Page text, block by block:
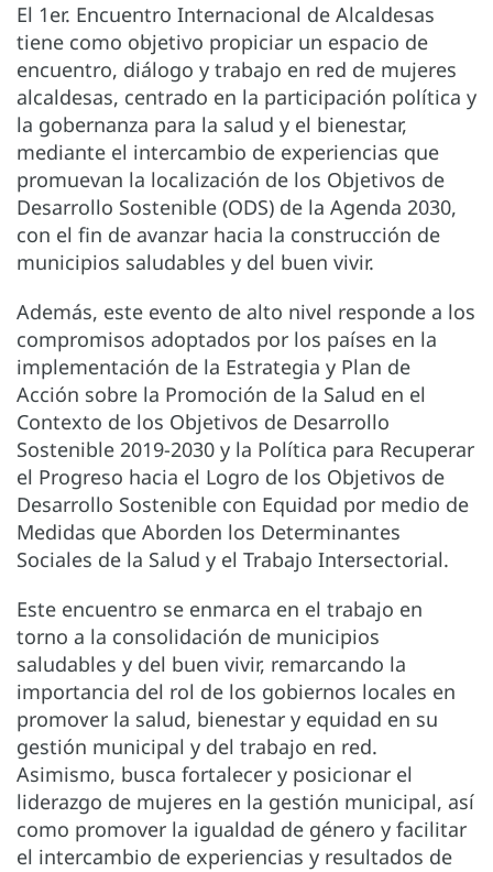
El 1er. Encuentro Internacional de Alcaldesas
tiene como objetivo propiciar un espacio de
encuentro, diálogo y trabajo en red de mujeres
alcaldesas, centrado en la participación política y
la gobernanza para la salud y el bienestar,
mediante el intercambio de experiencias que
promuevan la localización de los Objetivos de
Desarrollo Sostenible (ODS) de la Agenda 2030,
con el fin de avanzar hacia la construcción de
municipios saludables y del buen vivir.
Además, este evento de alto nivel responde a los
compromisos adoptados por los países en la
implementación de la Estrategia y Plan de
Acción sobre la Promoción de la Salud en el
Contexto de los Objetivos de Desarrollo
Sostenible 2019-2030 y la Política para Recuperar
el Progreso hacia el Logro de los Objetivos de
Desarrollo Sostenible con Equidad por medio de
Medidas que Aborden los Determinantes
Sociales de la Salud y el Trabajo Intersectorial.
Este encuentro se enmarca en el trabajo en
torno a la consolidación de municipios
saludables y del buen vivir, remarcando la
importancia del rol de los gobiernos locales en
promover la salud, bienestar y equidad en su
gestión municipal y del trabajo en red.
Asimismo, busca fortalecer y posicionar el
liderazgo de mujeres en la gestión municipal, así
como promover la igualdad de género y facilitar
el intercambio de experiencias y resultados de